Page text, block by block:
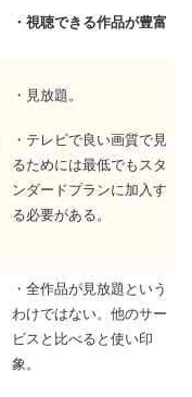
・視聴できる作品が豊富
・見放題。
・テレビで良い画質で見
るためには最低でもスタ
ンダードプランに加入す
る必要がある。
・全作品が見放題という
わけではない。他のサー
ビスと比べると使い印
象。